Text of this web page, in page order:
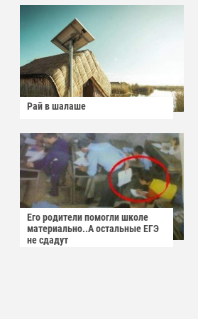
Рай в шалаше
Его родители помогли школе
материально..А остальные ЕГЭ
не сдадут